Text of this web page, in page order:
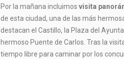
Por la mañana incluimosvisita
de esta ciudad, una de las más
destacan el Castillo, la Plaza del
hermoso Puente de Carlos. Tras la
tiempo libre para caminar por los